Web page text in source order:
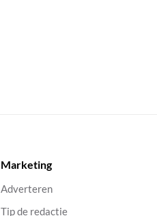
Marketing
Adverteren
Tip de redactie